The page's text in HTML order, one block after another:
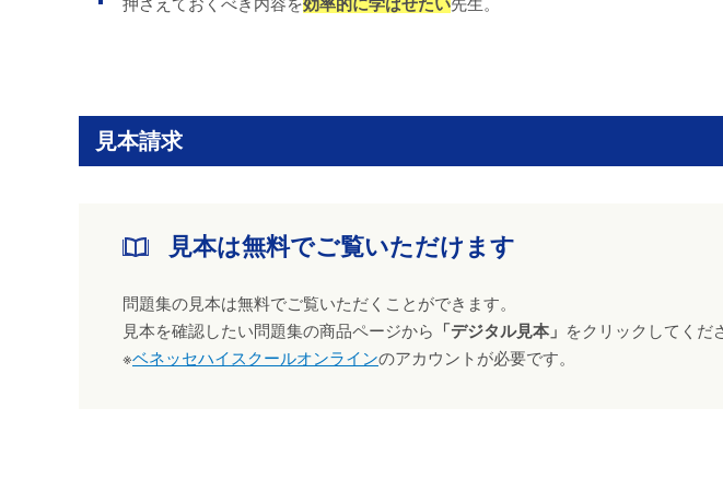
見本請求
見本は無料でご覧いただけます
問題集の見本は無料でご覧いただくことができます。
見本を確認したい問題集の商品ページから
「デジタル見本」 をクリックしてくだ
※ベネッセハイスクールオンラインのアカウントが必要です。